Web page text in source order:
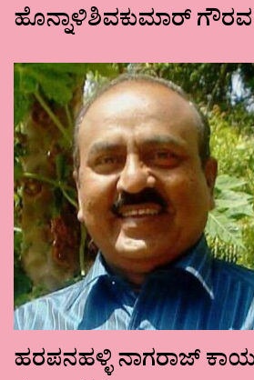
ಹೊನ್ನಾಳಿಶಿವಕುಮಾರ್ ಗೌರವ
ಹರಪನಹಳ್ಳಿ ನಾಗರಾಜ್